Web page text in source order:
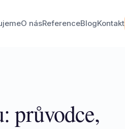
O násReferenceBlogKontakt
průvodce,